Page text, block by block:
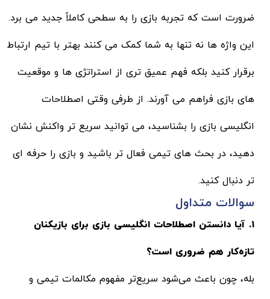
ضرورت است که تجربه بازی را به سطحی کاملاً جدید می برد.
این واژه ها نه تنها به شما کمک می کنند بهتر با تیم ارتباط
برقرار کنید بلکه فهم عمیق تری از استراتژی ها و موقعیت
های بازی فراهم می آورند. از طرفی وقتی اصطلاحات
انگلیسی بازی را بشناسید، می توانید سریع تر واکنش نشان
دهید، در بحث های تیمی فعال تر باشید و بازی را حرفه ای
تر دنبال کنید.
سوالات متداول
۱. آیا دانستن اصطلاحات انگلیسی بازی برای بازیکنان
تازه‌کار هم ضروری است؟
بله، چون باعث می‌شود سریع‌تر مفهوم مکالمات تیمی و